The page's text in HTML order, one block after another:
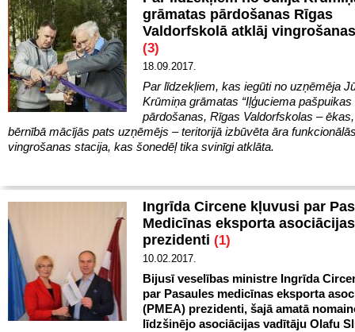
grāmatas pārdošanas Rīgas
Valdorfskolā atklāj
(3)
18.09.2017.
Par līdzekļiem, kas iegūti no uzņēmēja
Krūmiņa grāmatas “Iļģuciema pašpuikas
pārdošanas, Rīgas Valdorfskolas –
bērnībā mācījās pats uzņēmējs – teritorijā izbūvēta āra
vingrošanas stacija, kas šonedēļ tika svinīgi atklāta.
Ingrīda Circene kļuvusi par
Medicīnas eksporta asociācijas
prezidenti (1)
10.02.2017.
Bijusī veselības ministre Ingrīda
par Pasaules medicīnas eksporta
(PMEA) prezidenti, šajā amatā
līdzšinējo asociācijas vadītāju Olafu